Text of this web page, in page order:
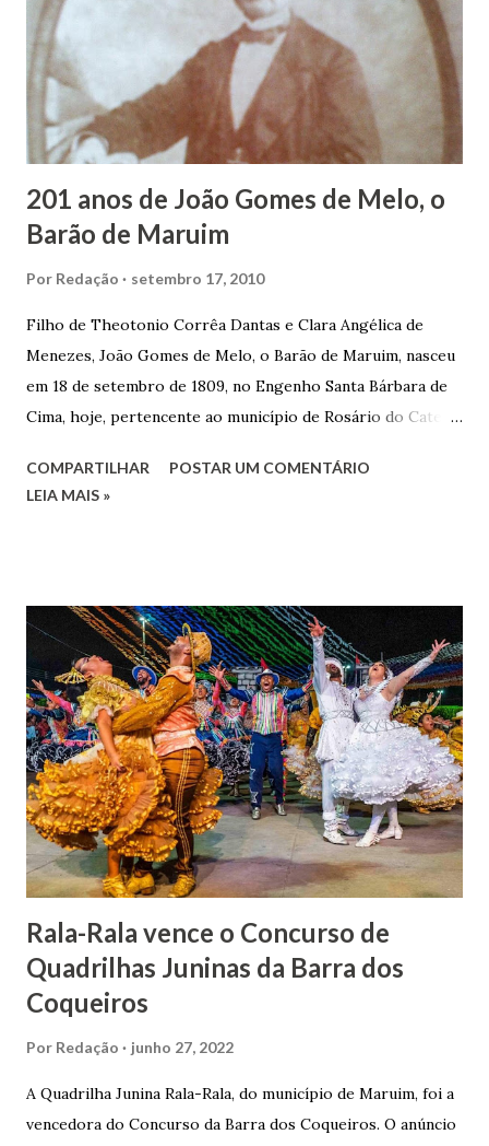
panificação. “Ao contrário de muitos, que renegam suas
raízes e procuram obscurecer seu passado, orgulhava-se
em defender o pão como garçon, tendo incontáveis vezes
que trabalhar copiosamente fora de seu horário normal em
trocas de gorjetas que c...
201 anos de João Gomes de Melo, o
Barão de Maruim
Por Redação setembro 17, 2010
Filho de Theotonio Corrêa Dantas e Clara Angélica de
Menezes, João Gomes de Melo, o Barão de Maruim, nasceu
em 18 de setembro de 1809, no Engenho Santa Bárbara de
Cima, hoje, pertencente ao município de Rosário do Catete.
José de Faro Leitão, porém o casamento acabou com o
indiciamento para apropriar-se da volumosa herança. Em
1862, transferiu-se para o Rio de Janeiro e casou-se com
uma irmã do Visconde de Uruguai. O Barão de Maruim
apresentou uma grande dedicação à atividade agrícola, que
lhe proporcionou uma grande reserva financeira. João
Gomes de Melo mandou construir a Igreja Matriz de Nosso
Senhor Bom Jesus dos Passos, que foi inaugurada em 1862 e
doada ao vigário Pe. José Joaquim de Vasconcelos. A Igreja
Matriz...
COMPARTILHAR
POSTAR UM COMENTÁRIO
LEIA MAIS »
Rala-Rala vence o Concurso de
Quadrilhas Juninas da Barra dos
Coqueiros
Por Redação junho 27, 2022
A Quadrilha Junina Rala-Rala, do município de Maruim, foi a
vencedora do Concurso da Barra dos Coqueiros. O anúncio